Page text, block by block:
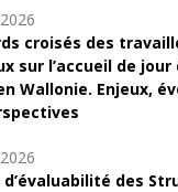
croisés des
sur l’accueil de jour
Wallonie. Enjeux,
d’évaluabilité des